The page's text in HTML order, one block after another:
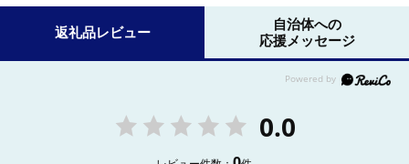
返礼品レビュー
自治体への
応援メッセージ
0.0